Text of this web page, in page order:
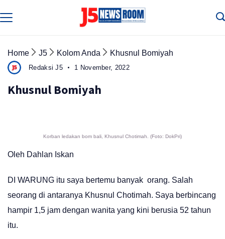
to
Home J5 Kolom Anda Khusnul Bomiyah
Redaksi J5 1 November, 2022
Khusnul Bomiyah
Korban ledakan bom bali, Khusnul Chotimah. (Foto: DokPri)
Oleh Dahlan Iskan
DI WARUNG itu saya bertemu banyak orang. Salah
seorang di antaranya Khusnul Chotimah. Saya berbincang
hampir 1,5 jam dengan wanita yang kini berusia 52 tahun
itu.